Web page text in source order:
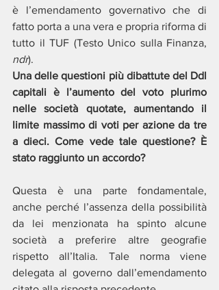
è l’emendamento governativo che di
fatto porta a una vera e propria riforma di
ndr).
Una delle questioni più dibattute del Ddl
capitali è l’aumento del voto plurimo
nelle società quotate, aumentando il
limite massimo di voti per azione da tre
a dieci. Come vede tale questione? È
stato raggiunto un accordo?
Questa è una parte fondamentale,
anche perché l’assenza della possibilità
da lei menzionata ha spinto alcune
società a preferire altre geografie
rispetto all’Italia. Tale norma viene
delegata al governo dall’emendamento